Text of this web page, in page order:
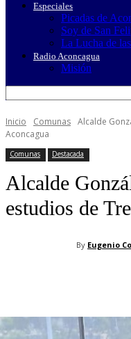
Especiales
Picadas de
Soy de San
La Lucha de
Radio Aconcagua
Misión
Inicio Comunas Alcalde
Aconcagua
Comunas Destacada
Alcalde
estudios de
By Eugenio